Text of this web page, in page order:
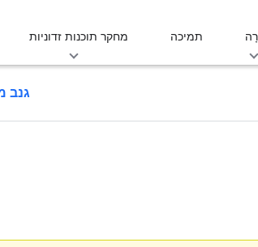
מחקר תוכנות זדוניות תמיכה
גנב